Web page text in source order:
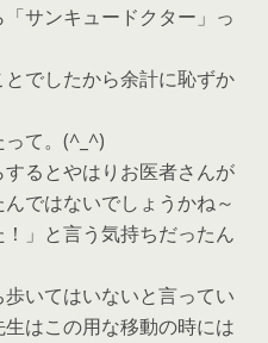
サンキュードクター」っ
でしたから余計に恥ずか
て。(^_^)
るとやはりお医者さんが
ではないでしょうかね～
！」と言う気持ちだったん
いてはいないと言ってい
はこの用な移動の時には